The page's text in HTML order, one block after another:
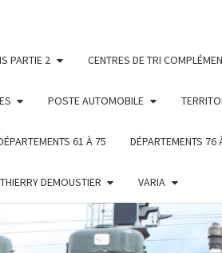
PARTIE 2 CENTRES DE TRI
POSTE AUTOMOBILE
61 À 75 DÉPARTEMENTS 76
THIERRY DEMOUSTIER VARIA